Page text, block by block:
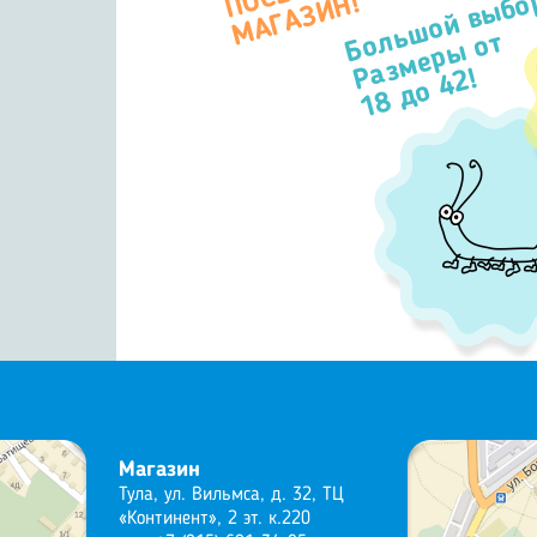
П
Н!Большой
Размеры от
18 до 42!
Магазин
Тула, ул. Вильмса, д. 32, ТЦ
«Континент», 2 эт. к.220